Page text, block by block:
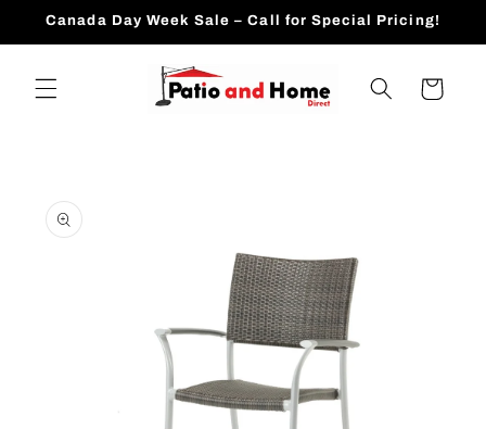
跳到内
Canada Day Week Sale – Call for Special Pricing!
物
跳至产
品信息